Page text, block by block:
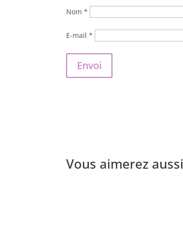
Nom*
E-mail*
Envoi
Vous aimerez aussi